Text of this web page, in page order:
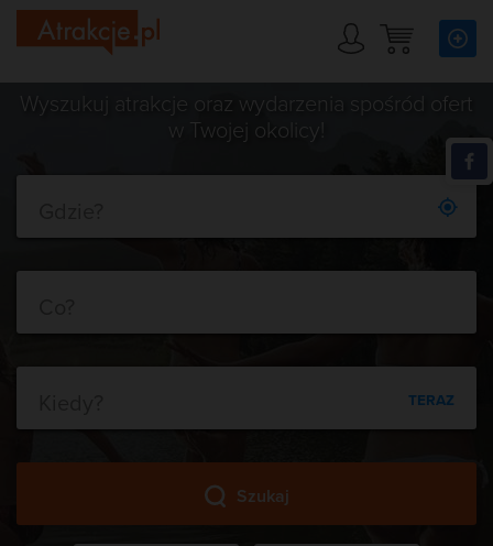
Wyszukuj atrakcje oraz wydarzenia spośród ofert
w Twojej okolicy!
TERAZ
Szukaj